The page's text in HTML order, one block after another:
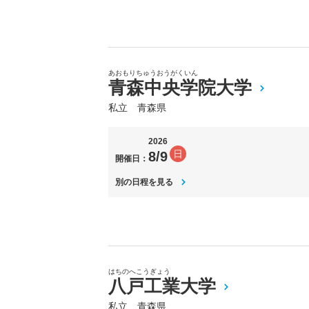
あおもりちゅうおうがくいん
青森中央学院大学
私立 青森県
開催日：
2026
8/9 日
別の日程を見る
はちのへこうぎょう
八戸工業大学
私立 青森県